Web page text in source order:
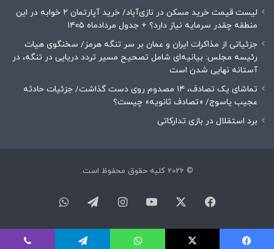
لیست قیمت خرید مسکن در نازی‌آباد/ خرید آپارتمان ۲ خوابه در این
منطقه چقدر سرمایه نیاز دارد؟ + جدول مردادماه ۱۴۰۵
جزئیاتی از مذاکرات ایران و عمان بر سر تنگه هرمز/ سخنگوی هیات
رئیسه مجلس: بیانیه‌ای شامل تصحیح مسیر تردد دریایی در تنگه، در
آستانه نهایی شدن است
تماشای یک تصادف، ۱۴ مصدوم روی دست گذاشت/ جزئیات حادثه
عجیب یاسوج/ «تصادف ثانویه» چیست؟
برد استقلال در بازی تدارکاتی
© 2026 کلیه حقوق محفوظ است.
فیسبوک ایکس یوتیوب اینستاگرامتلگرام
آپ